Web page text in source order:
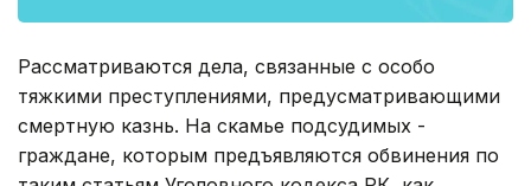
Рассматриваются дела, связанные с особо
тяжкими преступлениями, предусматривающими
смертную казнь. На скамье подсудимых -
граждане, которым предъявляются обвинения по